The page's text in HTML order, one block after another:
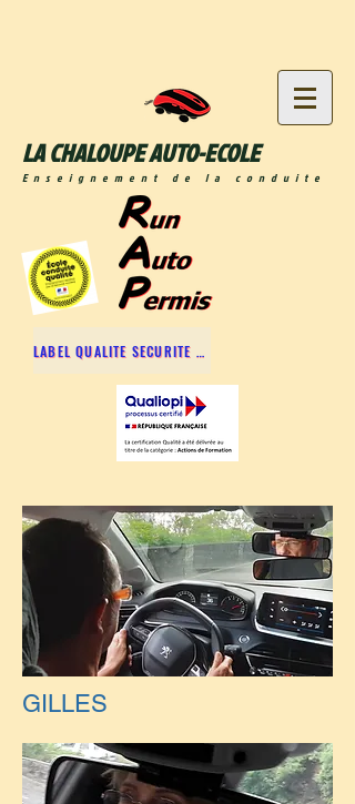
LA CHALOUPE AUTO-ECOLE
Enseignement de la conduite
LABEL QUALITE SECURITE ROUTIERE
GILLES